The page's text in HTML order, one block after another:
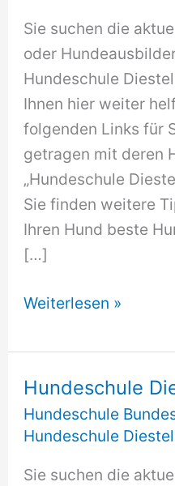
Sie suchen die
oder
Hundeschule
Ihnen hier weiter
folgenden Links für
getragen mit deren
„Hundeschule
Sie finden weitere
Ihren Hund beste
[…]
Hundeschule
Weiterlesen »
Hundeschule
Hundeschule
Hundeschule
Sie suchen die